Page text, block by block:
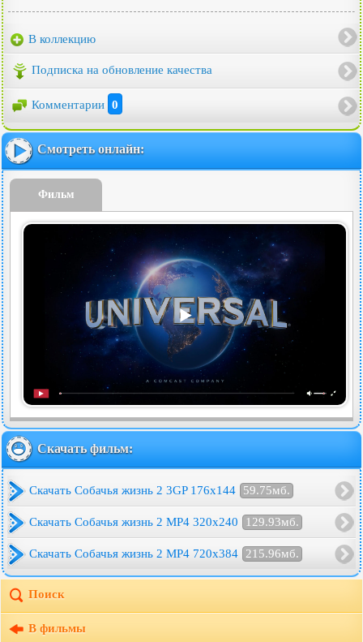
В коллекцию
Подписка на обновление качества
Комментарии 0
Смотреть онлайн:
Фильм
Скачать фильм:
Скачать Собачья жизнь 2 3GP 176x144 59.75мб.
Скачать Собачья жизнь 2 MP4 320x240 129.93мб.
Скачать Собачья жизнь 2 MP4 720x384 215.96мб.
Поиск
В фильмы